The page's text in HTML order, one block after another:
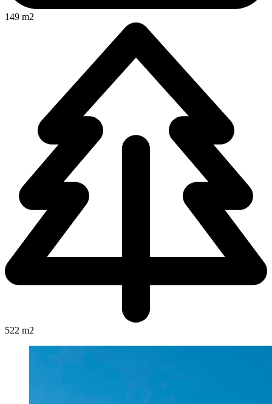
149 m2
522 m2